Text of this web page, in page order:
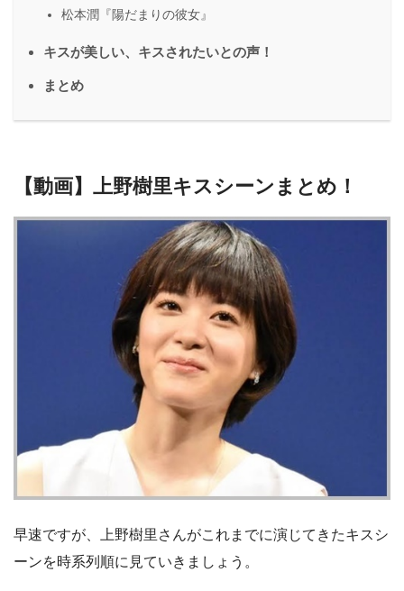
松本潤『陽だまりの彼女』
キスが美しい、キスされたいとの声！
まとめ
【動画】上野樹里キスシーンまとめ！
早速ですが、上野樹里さんがこれまでに演じてきたキスシ
ーンを時系列順に見ていきましょう。